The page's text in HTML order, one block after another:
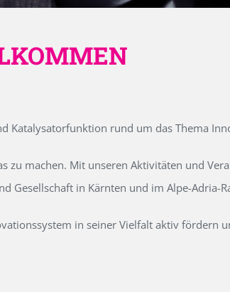
Katalysatorfunktion rund um das Thema
machen. Mit unseren Aktivitäten und
Gesellschaft in Kärnten und im Alpe-Adria-
in seiner Vielfalt aktiv fördern